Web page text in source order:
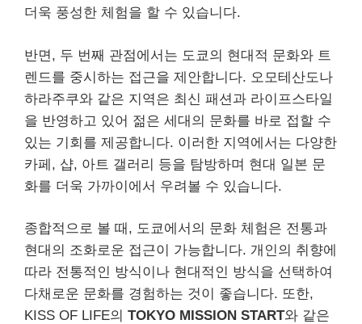
더욱 풍성한 체험을 할 수 있습니다.
반면, 두 번째 관점에서는 도쿄의 현대적 문화와 트
렌드를 중시하는 접근을 제안합니다. 오모테산도나
하라주쿠와 같은 지역은 최신 패션과 라이프스타일
을 반영하고 있어 젊은 세대의 문화를 바로 접할 수
있는 기회를 제공합니다. 이러한 지역에서는 다양한
카페, 샵, 아트 갤러리 등을 탐방하며 현대 일본 문
화를 더욱 가까이에서 우려볼 수 있습니다.
종합적으로 볼 때, 도쿄에서의 문화 체험은 전통과
현대의 조화로운 접근이 가능합니다. 개인의 취향에
따라 전통적인 방식이나 현대적인 방식을 선택하여
다채로운 문화를 경험하는 것이 좋습니다. 또한,
KISS OF LIFE의 TOKYO MISSION START와 같은